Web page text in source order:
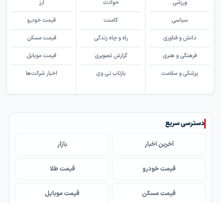
ورزشی
سیاسی
دانش و فناوری
فرهنگی و هنری
پزشکی و سلامت
حوادث
کامنت
راه و چاه زندگی
گزارش تصویری
بازتاب تی وی
ارز
قیمت خودرو
قیمت مسکن
قیمت موبایل
اخبار شرکت‌ها
دسترسی سریع
آخرین اخبار بازار
قیمت خودرو قیمت طلا
قیمت مسکن قیمت موبایل